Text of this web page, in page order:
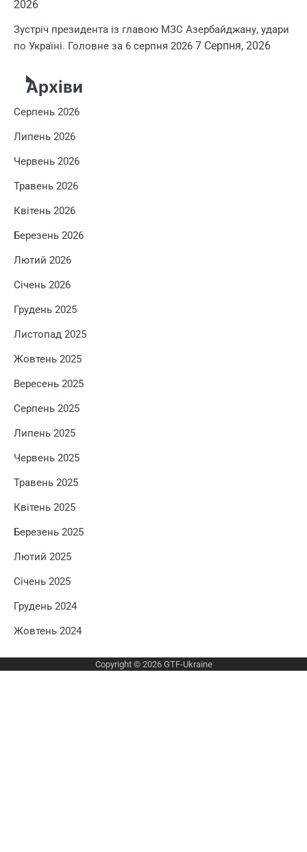
2026
Зустріч президента із главою МЗС Азербайджану, удари
по Україні. Головне за 6 серпня 2026 7 Серпня, 2026
Архіви
Серпень 2026
Липень 2026
Червень 2026
Травень 2026
Квітень 2026
Березень 2026
Лютий 2026
Січень 2026
Грудень 2025
Листопад 2025
Жовтень 2025
Вересень 2025
Серпень 2025
Липень 2025
Червень 2025
Травень 2025
Квітень 2025
Березень 2025
Лютий 2025
Січень 2025
Грудень 2024
Жовтень 2024
Copyright © 2026 GTF-Ukraine